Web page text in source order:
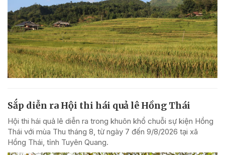
Sắp diễn ra Hội thi hái quả lê Hồng Thái
Hội thi hái quả lê diễn ra trong khuôn khổ chuỗi sự kiện Hồng
Thái với mùa Thu tháng 8, từ ngày 7 đến 9/8/2026 tại xã
Hồng Thái, tỉnh Tuyên Quang.